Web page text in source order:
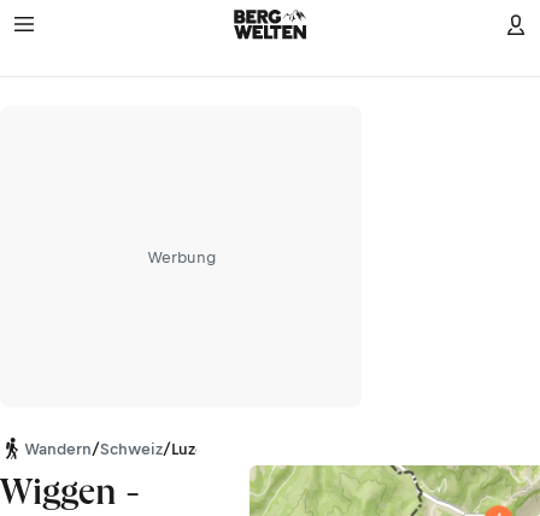
Werbung
Wandern/Schweiz/Luzern
Wiggen -